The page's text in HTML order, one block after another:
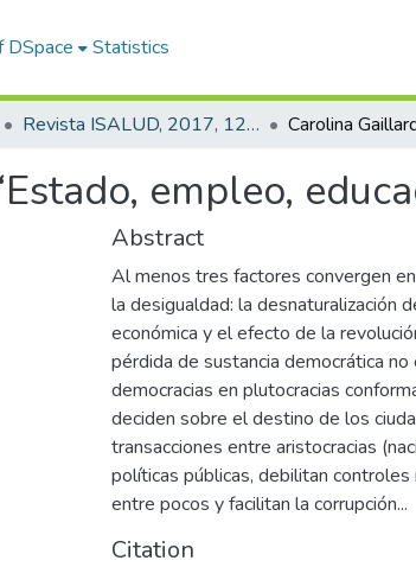
DSpace Statistics
Revista ISALUD, 2017, 12(56)
empleo,
Abstract
Al menos tres factores convergen
la desigualdad: la desnaturalización
económica y el efecto de la
pérdida de sustancia democrática
democracias en plutocracias
deciden sobre el destino de los
transacciones entre aristocracias
políticas públicas, debilitan
entre pocos y facilitan la corrupción...
Citation